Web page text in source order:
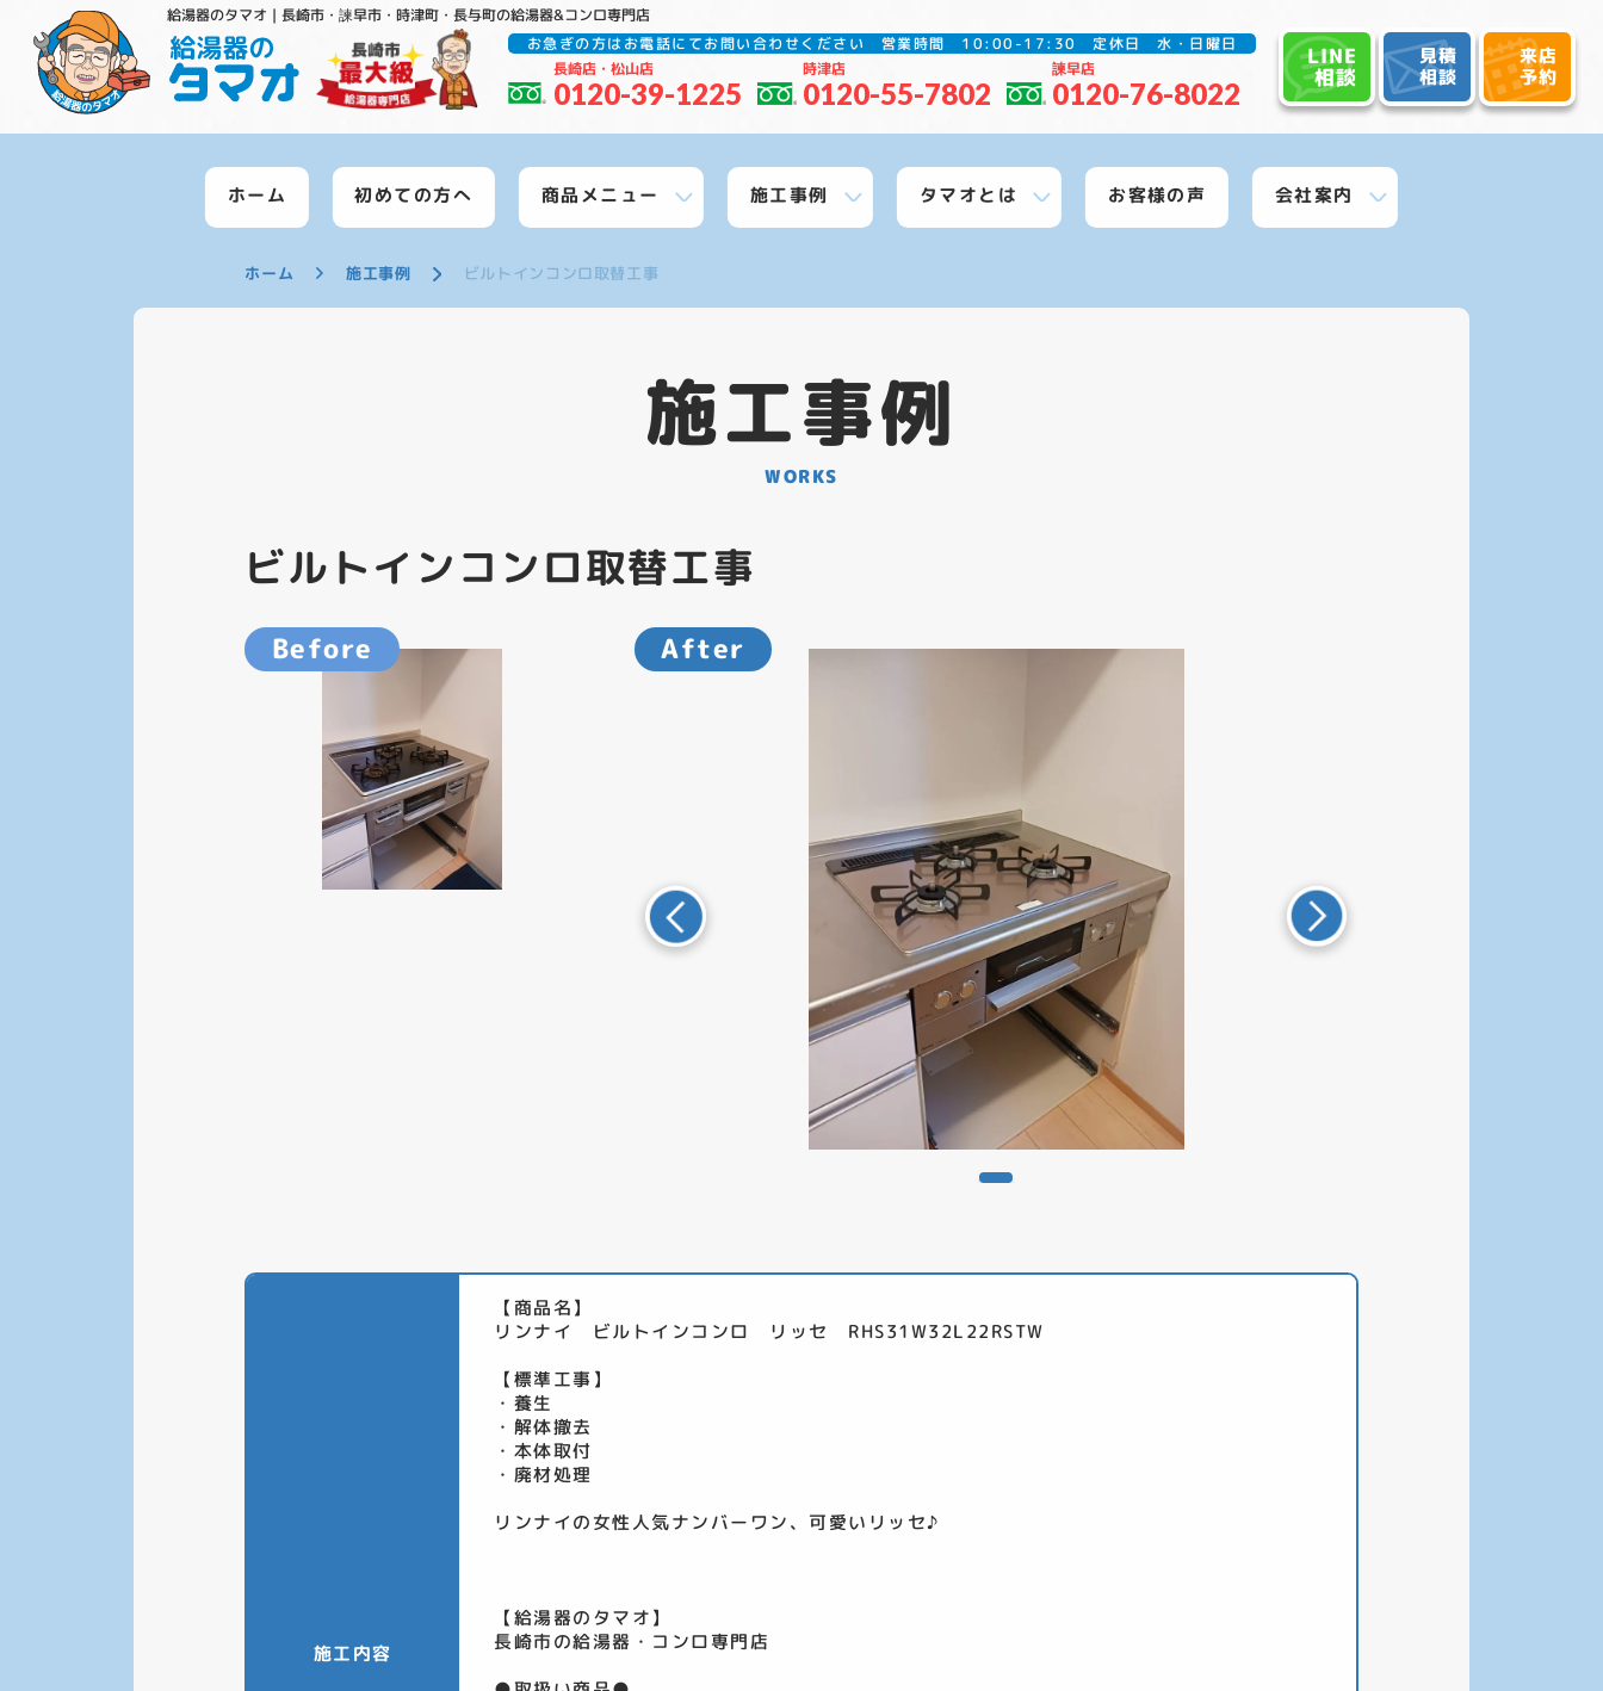
給湯器のタマオ｜長崎市・諫早市・時津町・長与町の給湯器&コンロ専門店
お急ぎの方はお電話にてお問い合わせください 営業時間 10:00-17:30 定休日 水・日曜日
長崎店・松山店
0120-39-1225
時津店
0120-55-7802
諫早店
0120-76-8022
LINE
相談
見積
相談
来店
予約
ホーム 初めての方へ 商品メニュー 施工事例 タマオとは お客様の声 会社案内
ホーム 施工事例 ビルトインコンロ取替工事
施工事例
WORKS
ビルトインコンロ取替工事
After
Before
施工内容
【商品名】
リンナイ ビルトインコンロ リッセ RHS31W32L22RSTW
【標準工事】
・養生
・解体撤去
・本体取付
・廃材処理
リンナイの女性人気ナンバーワン、可愛いリッセ♪
【給湯器のタマオ】
長崎市の給湯器・コンロ専門店